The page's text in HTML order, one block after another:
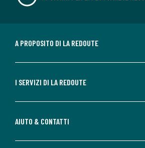
A PROPOSITO DI LA REDOUTE
I SERVIZI DI LA REDOUTE
AIUTO & CONTATTI